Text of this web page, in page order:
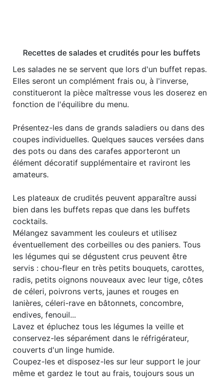
Recettes de salades et crudités pour les buffets
Les salades ne se servent que lors d'un buffet repas.
Elles seront un complément frais ou, à l'inverse,
constitueront la pièce maîtresse vous les doserez en
fonction de l'équilibre du menu.
Présentez-les dans de grands saladiers ou dans des
coupes individuelles. Quelques sauces versées dans
des pots ou dans des carafes apporteront un
élément décoratif supplémentaire et raviront les
amateurs.
Les plateaux de crudités peuvent apparaître aussi
bien dans les buffets repas que dans les buffets
cocktails.
Mélangez savamment les couleurs et utilisez
éventuellement des corbeilles ou des paniers. Tous
les légumes qui se dégustent crus peuvent être
servis : chou-fleur en très petits bouquets, carottes,
radis, petits oignons nouveaux avec leur tige, côtes
de céleri, poivrons verts, jaunes et rouges en
lanières, céleri-rave en bâtonnets, concombre,
endives, fenouil...
Lavez et épluchez tous les légumes la veille et
conservez-les séparément dans le réfrigérateur,
couverts d'un linge humide.
Coupez-les et disposez-les sur leur support le jour
même et gardez le tout au frais, toujours sous un